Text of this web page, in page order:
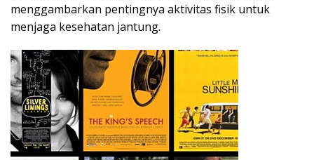
menggambarkan pentingnya aktivitas fisik untuk
menjaga kesehatan jantung.